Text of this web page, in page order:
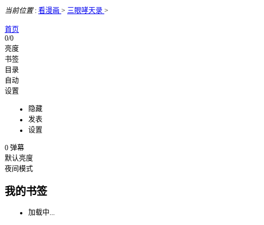
当前位置: 看漫画 > 三眼哮天录 >
首页
0/0
亮度
书签
目录
自动
设置
隐藏
发表
设置
0 弹幕
默认亮度
夜间模式
我的书签
加载中...